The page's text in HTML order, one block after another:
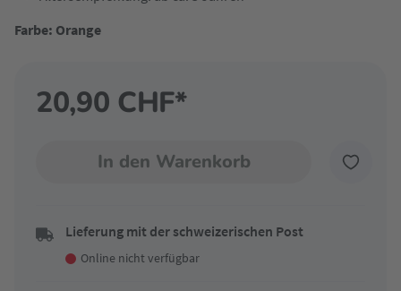
Farbe: Orange
20,90 CHF*
In den Warenkorb
Lieferung mit der schweizerischen Post
Online nicht verfügbar